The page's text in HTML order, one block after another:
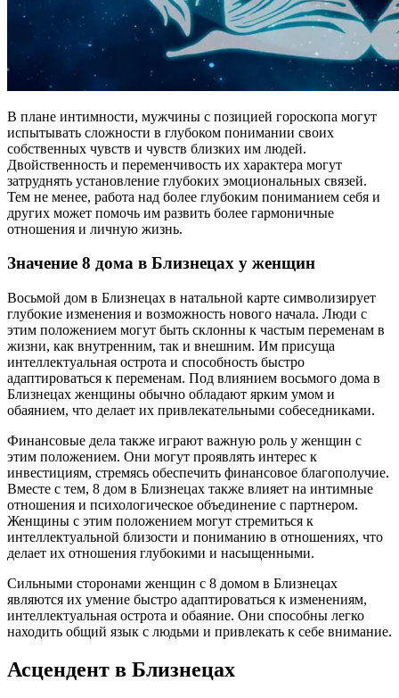
В плане интимности, мужчины с позицией гороскопа могут
испытывать сложности в глубоком понимании своих
собственных чувств и чувств близких им людей.
Двойственность и переменчивость их характера могут
затруднять установление глубоких эмоциональных связей.
Тем не менее, работа над более глубоким пониманием себя и
других может помочь им развить более гармоничные
отношения и личную жизнь.
Значение 8 дома в Близнецах у женщин
Восьмой дом в Близнецах в натальной карте символизирует
глубокие изменения и возможность нового начала. Люди с
этим положением могут быть склонны к частым переменам в
жизни, как внутренним, так и внешним. Им присуща
интеллектуальная острота и способность быстро
адаптироваться к переменам. Под влиянием восьмого дома в
Близнецах женщины обычно обладают ярким умом и
обаянием, что делает их привлекательными собеседниками.
Финансовые дела также играют важную роль у женщин с
этим положением. Они могут проявлять интерес к
инвестициям, стремясь обеспечить финансовое благополучие.
Вместе с тем, 8 дом в Близнецах также влияет на интимные
отношения и психологическое объединение с партнером.
Женщины с этим положением могут стремиться к
интеллектуальной близости и пониманию в отношениях, что
делает их отношения глубокими и насыщенными.
Сильными сторонами женщин с 8 домом в Близнецах
являются их умение быстро адаптироваться к изменениям,
интеллектуальная острота и обаяние. Они способны легко
находить общий язык с людьми и привлекать к себе внимание.
Асцендент в Близнецах